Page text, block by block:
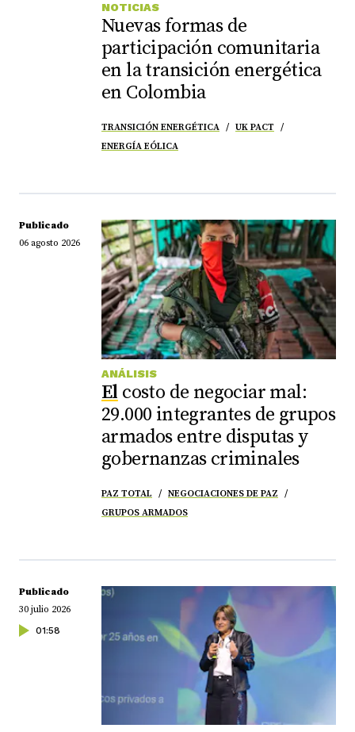
NOTICIAS
Nuevas formas de
participación comunitaria
en la transición energética
en Colombia
TRANSICIÓN ENERGÉTICA
UK PACT
ENERGÍA EÓLICA
Publicado
06 agosto 2026
ANÁLISIS
El costo de negociar mal:
29.000 integrantes de grupos
armados entre disputas y
gobernanzas criminales
PAZ TOTAL
NEGOCIACIONES DE PAZ
GRUPOS ARMADOS
Publicado
30 julio 2026
01:58